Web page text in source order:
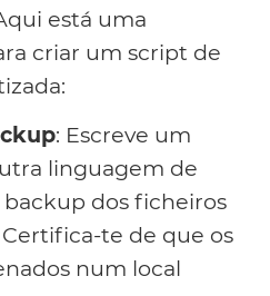
está uma
criar um script de
: Escreve um
linguagem de
dos ficheiros
te de que os
num local